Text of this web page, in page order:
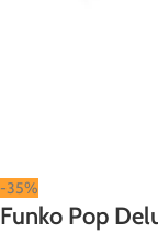
-35%
Funko Pop